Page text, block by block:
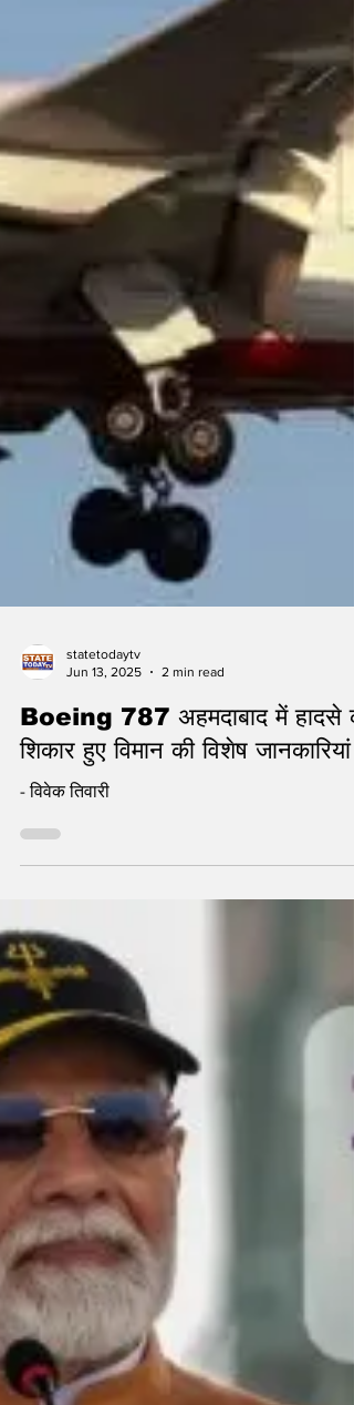
Jun 13, 2025
2 min read
Boeing 787 अहमदाबाद में हादसे
शिकार हुए विमान की विशेष जानकारियां
- विवेक तिवारी